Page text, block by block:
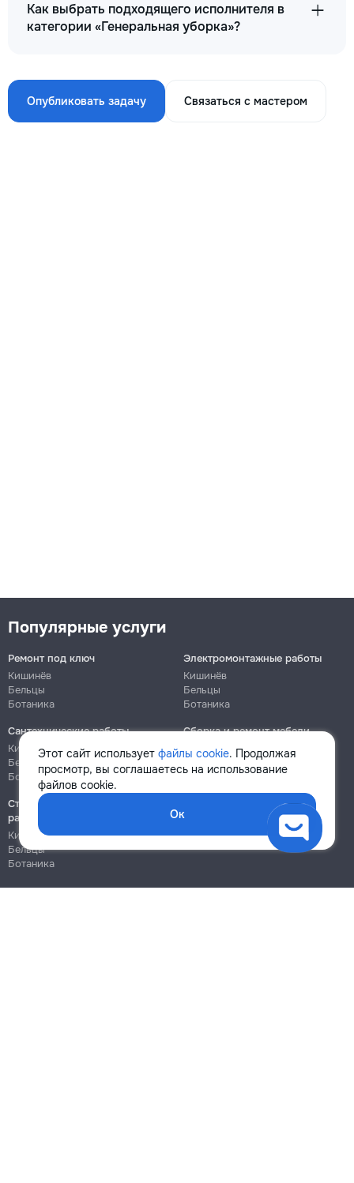
Как выбрать подходящего исполнителя в
категории «Генеральная уборка»?
Опубликовать задачу Связаться с мастером
Этот сайт использует файлы cookie. Продолжая
просмотр, вы соглашаетесь на использование
файлов cookie.
Ок
Популярные услуги
Ремонт под ключ
Кишинёв
Бельцы
Ботаника
Электромонтажные работы
Кишинёв
Бельцы
Ботаника
Сантехнические работы
Кишинёв
Бельцы
Ботаника
Сборка и ремонт мебели
Кишинёв
Ботаника
Строительно-монтажные
работы
Кишинёв
Бельцы
Ботаника